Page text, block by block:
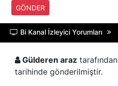
TRT SPOR
A SPOR
GÖNDER
Bi Kanal İzleyici Yorumları
Gülderen araz tarafından
tarihinde gönderilmiştir.